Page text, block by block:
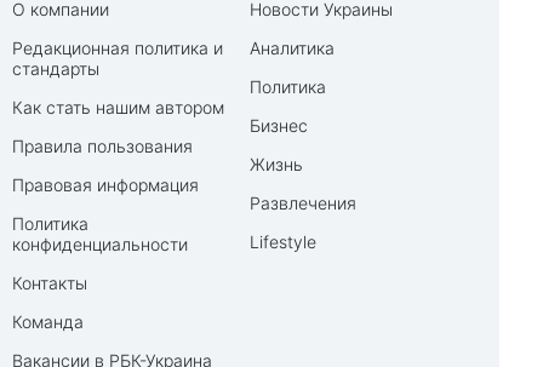
О компании
Редакционная политика и
стандарты
Как стать нашим автором
Правила пользования
Правовая информация
Политика
конфиденциальности
Контакты
Команда
Вакансии в РБК-Украина
Новости Украины
Аналитика
Политика
Бизнес
Жизнь
Развлечения
Lifestyle